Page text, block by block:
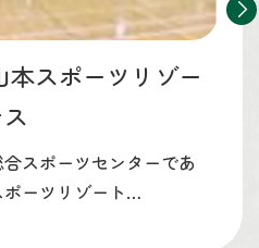
本スポーツリゾー
スポーツセンターであ
ポーツリゾート…